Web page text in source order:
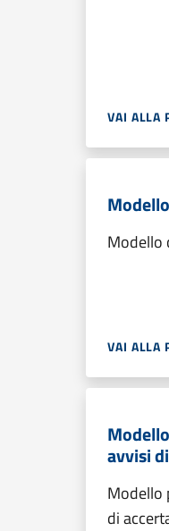
VAI ALLA
Modello
VAI ALLA
avvisi
Modello
di